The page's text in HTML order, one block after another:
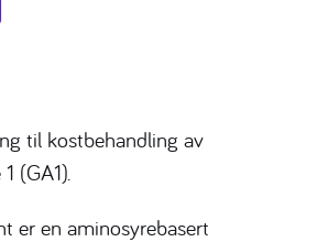
til kostbehandling av
(GA1).
er en aminosyrebasert